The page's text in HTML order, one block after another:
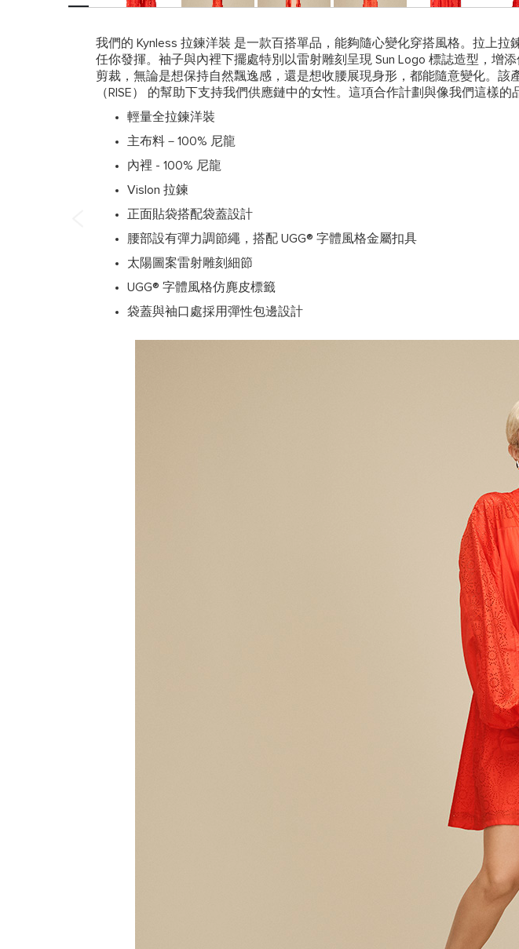
庫
我們的 Kynless 拉鍊洋裝 是一款百搭單品，能夠隨心變化穿搭風格。拉上
任你發揮。袖子與內裡下擺處特別以雷射雕刻呈現 Sun Logo 標誌造型，增
剪裁，無論是想保持自然飄逸感，還是想收腰展現身形，都能隨意變化。該
（RISE） 的幫助下支持我們供應鏈中的女性。這項合作計劃與像我們這樣
輕量全拉鍊洋裝
主布料－100% 尼龍
內裡 - 100% 尼龍
Vislon 拉鍊
正面貼袋搭配袋蓋設計
腰部設有彈力調節繩，搭配 UGG® 字體風格金屬扣具
太陽圖案雷射雕刻細節
UGG® 字體風格仿麂皮標籤
袋蓋與袖口處採用彈性包邊設計